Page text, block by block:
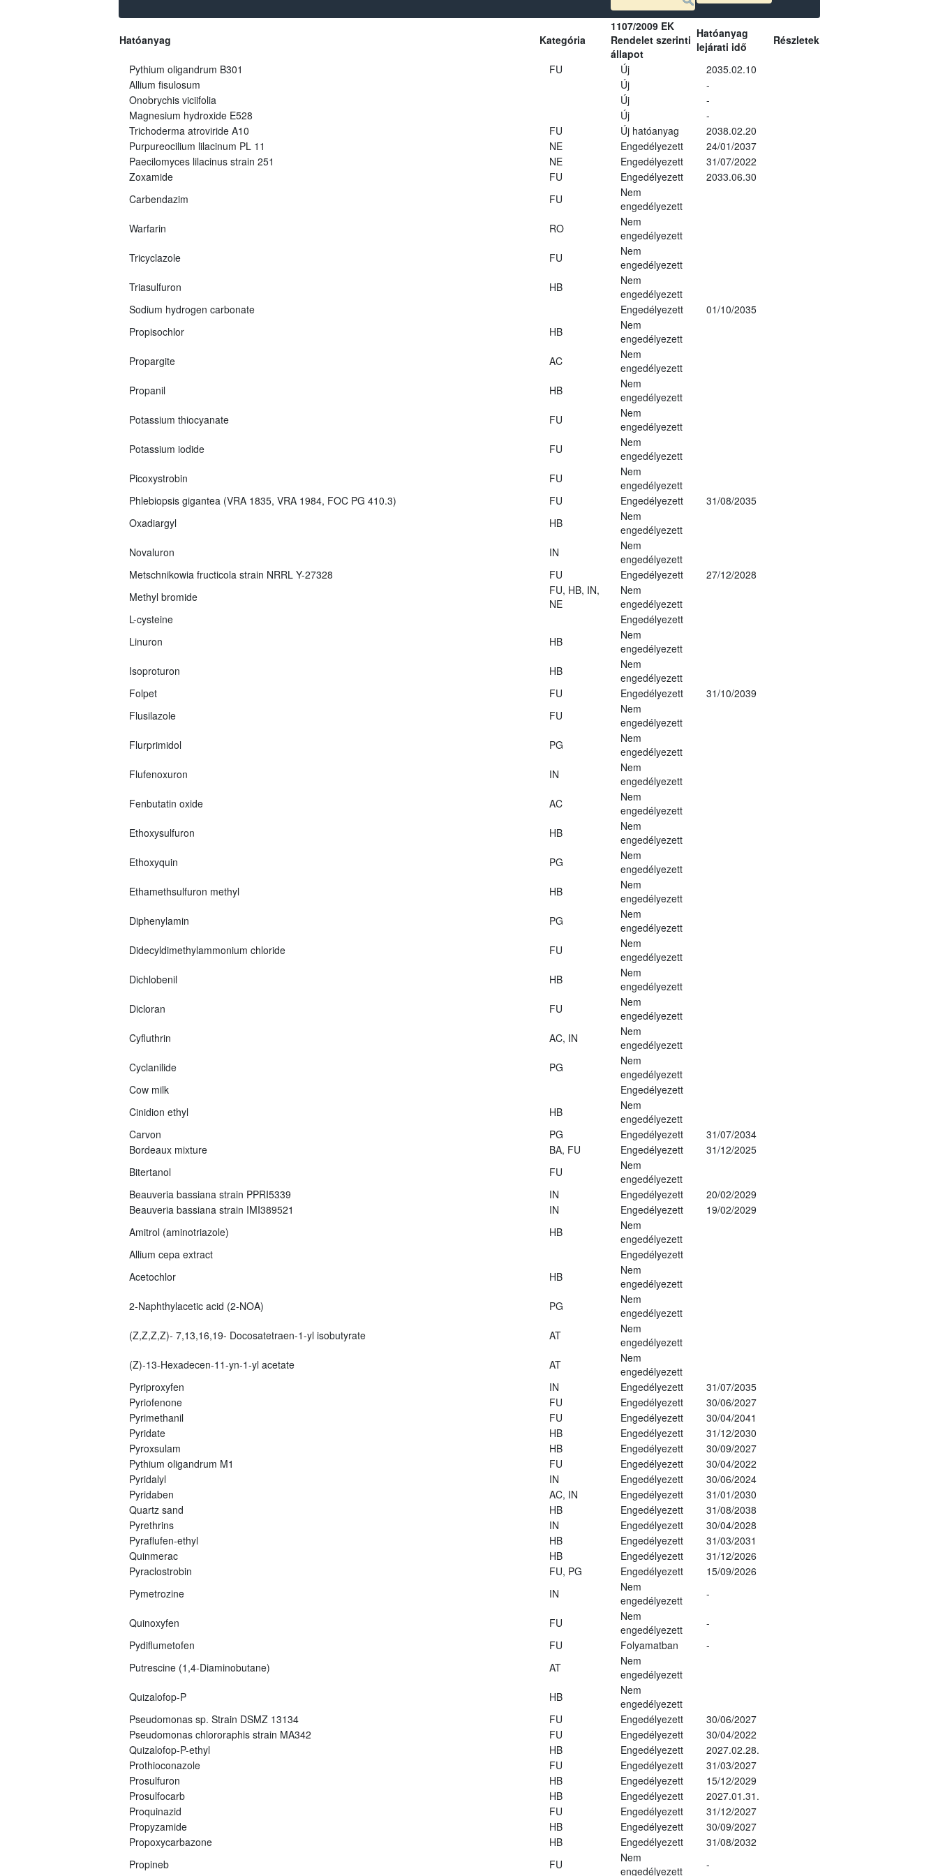
Hatóanyag Kategória
1107/2009 EK
Rendelet szerinti
állapot
Hatóanyag
lejárati idő
Részletek
Pythium oligandrum B301 FU Új
2035.02.10
Allium fisulosum
Új
-
Onobrychis viciifolia
Új
-
Magnesium hydroxide E528
Új
-
Trichoderma atroviride A10
FU Új hatóanyag
2038.02.20
Purpureocilium lilacinum PL 11
NE Engedélyezett
24/01/2037
Paecilomyces lilacinus strain 251
NE Engedélyezett
31/07/2022
Zoxamide
FU Engedélyezett
2033.06.30
Carbendazim
FU
Nem
engedélyezett
Warfarin
RO
Nem
engedélyezett
Tricyclazole
FU
Nem
engedélyezett
Triasulfuron
HB
Nem
engedélyezett
Sodium hydrogen carbonate
Engedélyezett
01/10/2035
Propisochlor
HB
Nem
engedélyezett
Propargite
AC
Nem
engedélyezett
Propanil
HB
Nem
engedélyezett
Potassium thiocyanate
FU
Nem
engedélyezett
Potassium iodide
FU
Nem
engedélyezett
Picoxystrobin
FU
Nem
engedélyezett
Phlebiopsis gigantea (VRA 1835, VRA 1984, FOC PG 410.3)
FU Engedélyezett
31/08/2035
Oxadiargyl
HB
Nem
engedélyezett
Novaluron
IN
Nem
engedélyezett
Metschnikowia fructicola strain NRRL Y-27328
FU Engedélyezett
27/12/2028
Methyl bromide
FU, HB, IN,
NE
Nem
engedélyezett
L-cysteine
Engedélyezett
Linuron
HB
Nem
engedélyezett
Isoproturon
HB
Nem
engedélyezett
Folpet
FU Engedélyezett
31/10/2039
Flusilazole
FU
Nem
engedélyezett
Flurprimidol
PG
Nem
engedélyezett
Flufenoxuron
IN
Nem
engedélyezett
Fenbutatin oxide
AC
Nem
engedélyezett
Ethoxysulfuron
HB
Nem
engedélyezett
Ethoxyquin
PG
Nem
engedélyezett
Ethamethsulfuron methyl
HB
Nem
engedélyezett
Diphenylamin
PG
Nem
engedélyezett
Didecyldimethylammonium chloride
FU
Nem
engedélyezett
Dichlobenil
HB
Nem
engedélyezett
Dicloran
FU
Nem
engedélyezett
Cyfluthrin
AC, IN
Nem
engedélyezett
Cyclanilide
PG
Nem
engedélyezett
Cow milk
Engedélyezett
Cinidion ethyl
HB
Nem
engedélyezett
Carvon
PG Engedélyezett
31/07/2034
Bordeaux mixture
BA, FU Engedélyezett
31/12/2025
Bitertanol
FU
Nem
engedélyezett
Beauveria bassiana strain PPRI5339
IN Engedélyezett
20/02/2029
Beauveria bassiana strain IMI389521
IN Engedélyezett
19/02/2029
Amitrol (aminotriazole)
HB
Nem
engedélyezett
Allium cepa extract
Engedélyezett
Acetochlor
HB
Nem
engedélyezett
2-Naphthylacetic acid (2-NOA)
PG
Nem
engedélyezett
(Z,Z,Z,Z)- 7,13,16,19- Docosatetraen-1-yl isobutyrate
AT
Nem
engedélyezett
(Z)-13-Hexadecen-11-yn-1-yl acetate
AT
Nem
engedélyezett
Pyriproxyfen
IN Engedélyezett
31/07/2035
Pyriofenone
FU Engedélyezett
30/06/2027
Pyrimethanil
FU Engedélyezett
30/04/2041
Pyridate
HB Engedélyezett
31/12/2030
Pyroxsulam
HB Engedélyezett
30/09/2027
Pythium oligandrum M1
FU Engedélyezett
30/04/2022
Pyridalyl
IN Engedélyezett
30/06/2024
Pyridaben
AC, IN Engedélyezett
31/01/2030
Quartz sand
HB Engedélyezett
31/08/2038
Pyrethrins
IN Engedélyezett
30/04/2028
Pyraflufen-ethyl
HB Engedélyezett
31/03/2031
Quinmerac
HB Engedélyezett
31/12/2026
Pyraclostrobin
FU, PG Engedélyezett
15/09/2026
Pymetrozine
IN
Nem
engedélyezett
-
Quinoxyfen FU
Nem
engedélyezett
-
Pydiflumetofen
FU Folyamatban
-
Putrescine (1,4-Diaminobutane)
AT
Nem
engedélyezett
Quizalofop-P
HB
Nem
engedélyezett
Pseudomonas sp. Strain DSMZ 13134
FU Engedélyezett
30/06/2027
Pseudomonas chlororaphis strain MA342
FU Engedélyezett
30/04/2022
Quizalofop-P-ethyl
HB Engedélyezett
2027.02.28.
Prothioconazole
FU Engedélyezett
31/03/2027
Prosulfuron
HB Engedélyezett
15/12/2029
Prosulfocarb
HB Engedélyezett
2027.01.31.
Proquinazid
FU Engedélyezett
31/12/2027
Propyzamide
HB Engedélyezett
30/09/2027
Propoxycarbazone
HB Engedélyezett
31/08/2032
Propineb
FU
Nem
engedélyezett
-